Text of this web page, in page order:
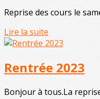
Reprise des cours le
Lire la suite
Rentrée 2023
Bonjour à tous.La